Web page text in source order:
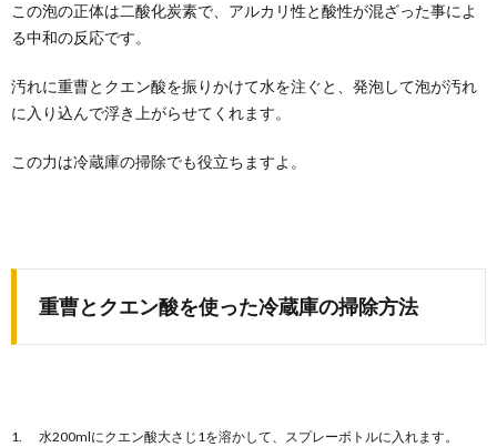
大掃除は何日かかる？大まかな掃除の流れ
大掃除はだいたい何日かかるものなのでしょうか？平
均的には、このくらいの日数で終わらせる人が多いよ
うで...
電子レンジの掃除は「酢水」がおすすめ！
タイルの掃除方法。お風呂場のタイル目地
この泡の正体は二酸化炭素で、アルカリ性と酸性が混ざった事によ
る中和の反応です。
汚れに重曹とクエン酸を振りかけて水を注ぐと、発泡して泡が汚れ
に入り込んで浮き上がらせてくれます。
この力は冷蔵庫の掃除でも役立ちますよ。
重曹とクエン酸を使った冷蔵庫の掃除方法
水200mlにクエン酸大さじ1を溶かして、スプレーボトルに入れます。